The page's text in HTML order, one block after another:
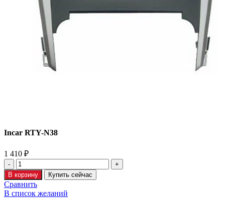
Incar RTY-N38
1 410 ₽
В корзину Купить сейчас
Сравнить
В список желаний